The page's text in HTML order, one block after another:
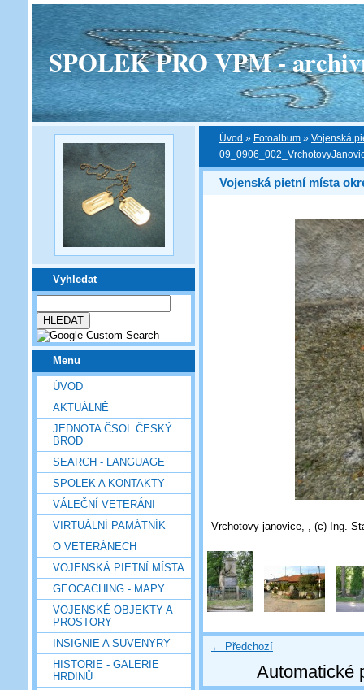
SPOLEK PRO VPM -
Vyhledat
Menu
ÚVOD
AKTUÁLNĚ
JEDNOTA ČSOL ČESKÝ
BROD
SEARCH - LANGUAGE
SPOLEK A KONTAKTY
VÁLEČNÍ VETERÁNI
VIRTUÁLNÍ PAMÁTNÍK
O VETERÁNECH
VOJENSKÁ PIETNÍ MÍSTA
GEOCACHING - MAPY
VOJENSKÉ OBJEKTY A
PROSTORY
INSIGNIE A SUVENYRY
HISTORIE - GALERIE
HRDINŮ
Úvod » Fotoalbum » Vojenská
Vojenská pietní místa
Vrchotovy janovice, , (c) Ing.
← Předchozí
Automatické